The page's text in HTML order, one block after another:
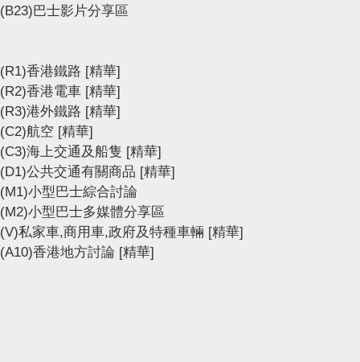
(B23)巴士影片分享區
(R1)香港鐵路 [精華]
(R2)香港電車 [精華]
(R3)港外鐵路 [精華]
(C2)航空 [精華]
(C3)海上交通及船隻 [精華]
(D1)公共交通有關商品 [精華]
(M1)小型巴士綜合討論
(M2)小型巴士多媒體分享區
(V)私家車,商用車,政府及特種車輛 [精華]
(A10)香港地方討論 [精華]